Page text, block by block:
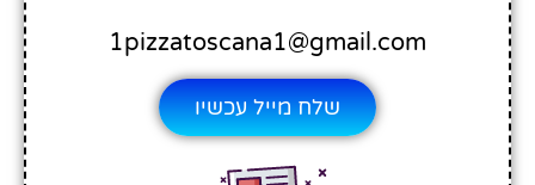
1pizzatoscana1@gmail.com
שלח מייל עכשיו